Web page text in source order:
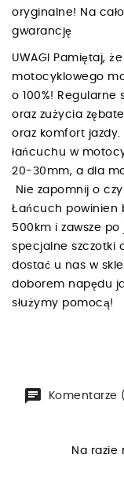
oryginalne! Na
gwarancję
UWAGI Pamiętaj,
motocyklowego
o 100%!
oraz zużycia
oraz komfort jazdy.
łańcuchu w
20-30mm, a dla
Nie zapomnij o
Łańcuch powinien
500km i zawsze
specjalne szczotki
dostać u nas w
doborem napędu
służymy pomocą!
Komentarze
Na razie